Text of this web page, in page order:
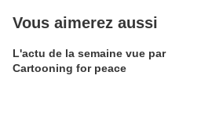
Vous aimerez aussi
L'actu de la semaine vue par
Cartooning for peace